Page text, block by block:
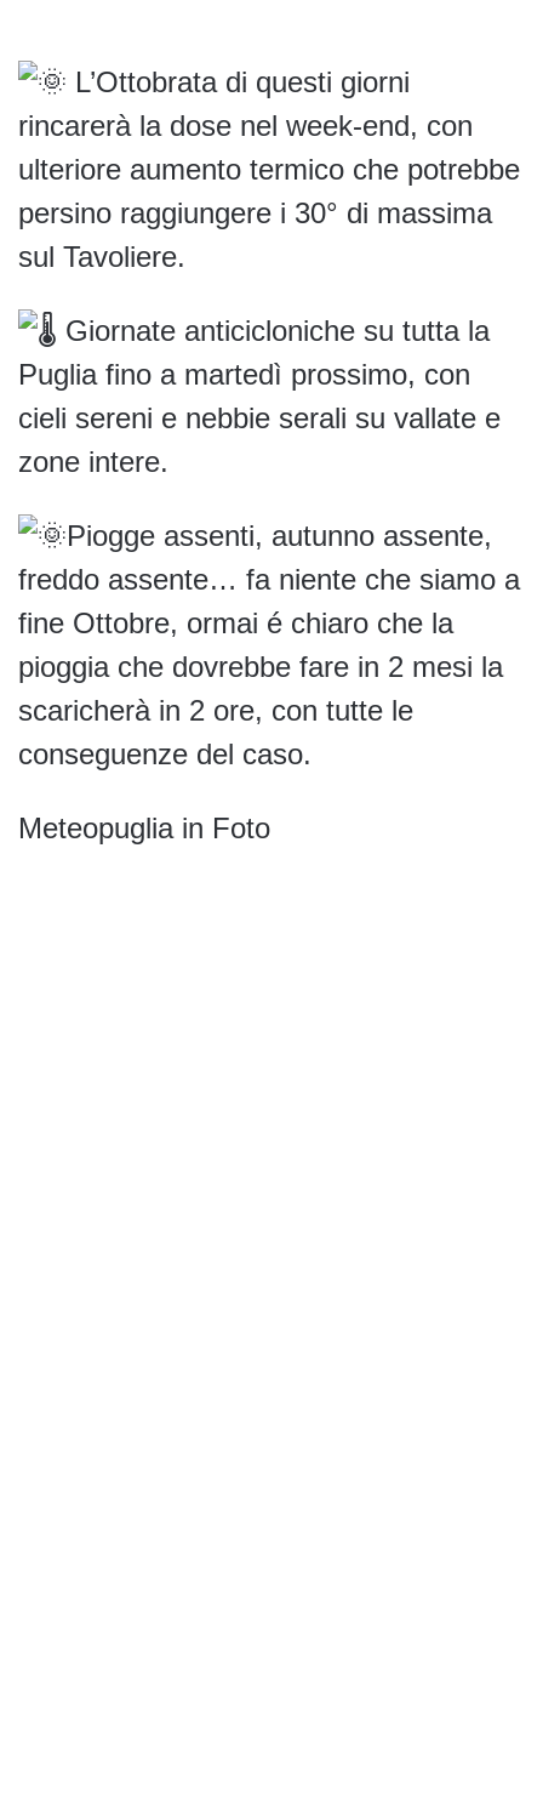
L’Ottobrata di questi giorni
rincarerà la dose nel week-end, con
ulteriore aumento termico che potrebbe
persino raggiungere i 30° di massima
sul Tavoliere.
Giornate anticicloniche su tutta la
Puglia fino a martedì prossimo, con
cieli sereni e nebbie serali su vallate e
zone intere.
Piogge assenti, autunno assente,
freddo assente… fa niente che siamo a
fine Ottobre, ormai é chiaro che la
pioggia che dovrebbe fare in 2 mesi la
scaricherà in 2 ore, con tutte le
conseguenze del caso.
Meteopuglia in Foto